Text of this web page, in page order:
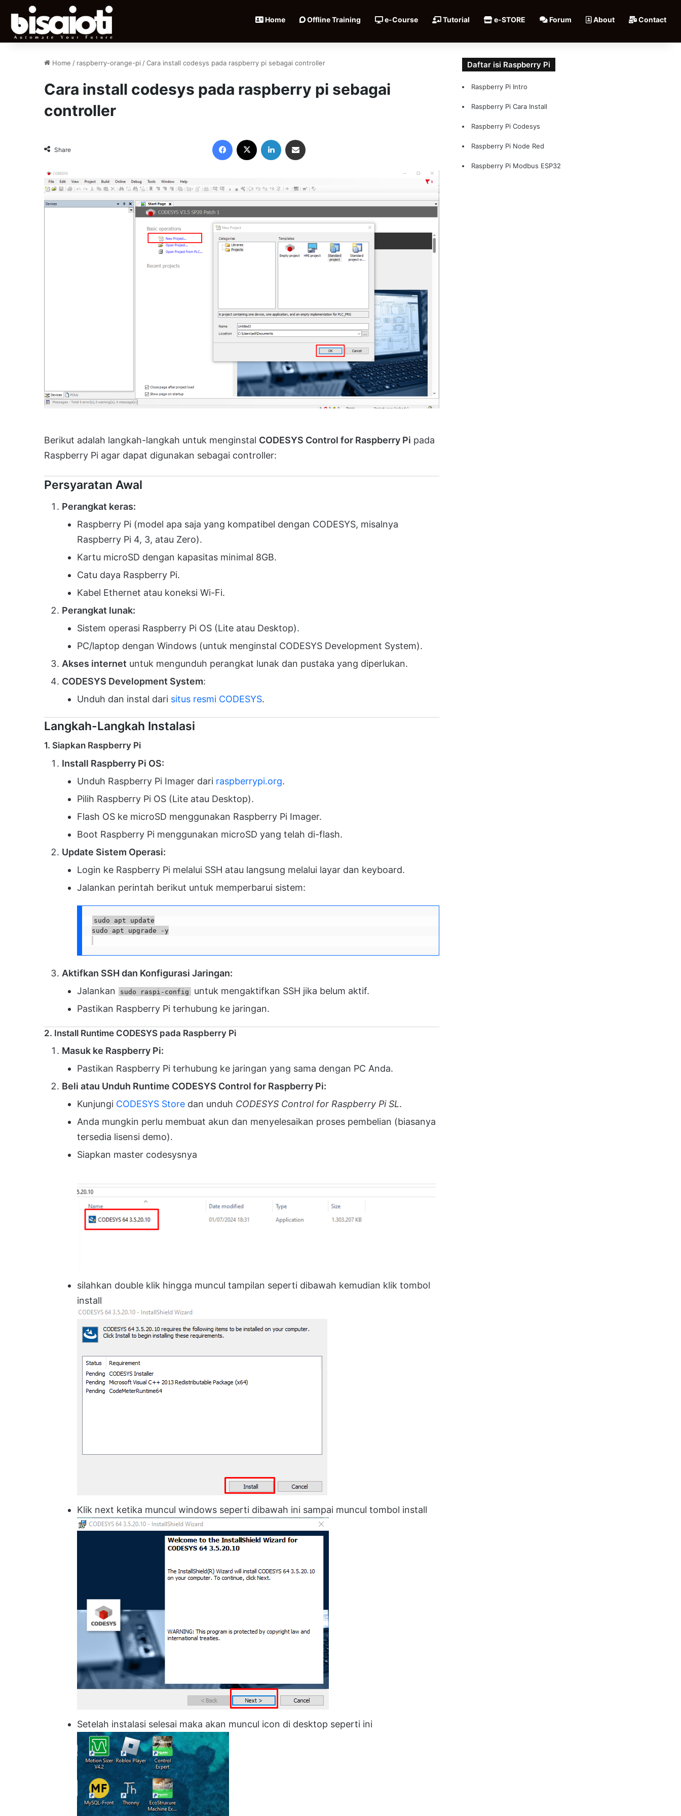
Home Offline Training e-Course Tutorial e-STORE Forum About Contact
Home / raspberry-orange-pi /Cara install codesys pada raspberry pi sebagai controller
Cara install codesys pada raspberry pi sebagai
controller
Share
Facebook LinkedIn
Berikut adalah langkah-langkah untuk menginstal CODESYS Control for Raspberry Pi pada
Raspberry Pi agar dapat digunakan sebagai controller:
Persyaratan Awal
Perangkat keras:
Raspberry Pi (model apa saja yang kompatibel dengan CODESYS, misalnya
Raspberry Pi 4, 3, atau Zero).
Kartu microSD dengan kapasitas minimal 8GB.
Catu daya Raspberry Pi.
Kabel Ethernet atau koneksi Wi-Fi.
Perangkat lunak:
Sistem operasi Raspberry Pi OS (Lite atau Desktop).
PC/laptop dengan Windows (untuk menginstal CODESYS Development System).
Akses internet untuk mengunduh perangkat lunak dan pustaka yang diperlukan.
CODESYS Development System:
Unduh dan instal dari situs resmi CODESYS.
Langkah-Langkah Instalasi
1. Siapkan Raspberry Pi
Install Raspberry Pi OS:
Unduh Raspberry Pi Imager dari raspberrypi.org.
Pilih Raspberry Pi OS (Lite atau Desktop).
Flash OS ke microSD menggunakan Raspberry Pi Imager.
Boot Raspberry Pi menggunakan microSD yang telah di-flash.
Update Sistem Operasi:
Login ke Raspberry Pi melalui SSH atau langsung melalui layar dan keyboard.
Jalankan perintah berikut untuk memperbarui sistem:
sudo apt update
sudo apt upgrade -y
Aktifkan SSH dan Konfigurasi Jaringan:
Jalankan
sudo raspi-config
untuk mengaktifkan SSH jika belum aktif.
Pastikan Raspberry Pi terhubung ke jaringan.
2. Install Runtime CODESYS pada Raspberry Pi
Masuk ke Raspberry Pi:
Pastikan Raspberry Pi terhubung ke jaringan yang sama dengan PC Anda.
Beli atau Unduh Runtime CODESYS Control for Raspberry Pi:
Kunjungi CODESYS Store dan unduh CODESYS Control for Raspberry Pi SL.
Anda mungkin perlu membuat akun dan menyelesaikan proses pembelian (biasanya
tersedia lisensi demo).
Siapkan master codesysnya
silahkan double klik hingga muncul tampilan seperti dibawah kemudian klik tombol
install
Klik next ketika muncul windows seperti dibawah ini sampai muncul tombol install
Setelah instalasi selesai maka akan muncul icon di desktop seperti ini
Daftar isi Raspberry Pi
Raspberry Pi Intro
Raspberry Pi Cara Install
Raspberry Pi Codesys
Raspberry Pi Node Red
Raspberry Pi Modbus ESP32